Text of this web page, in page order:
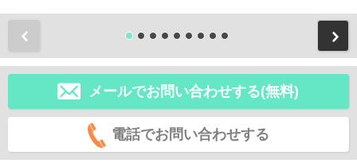
メールでお問い合わせする(無料)
電話でお問い合わせする